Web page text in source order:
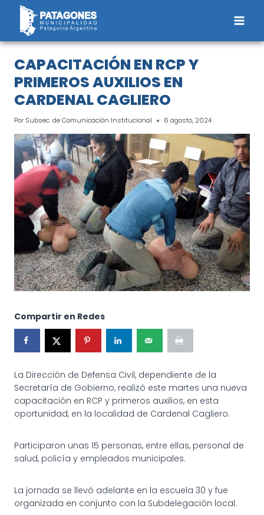
Saltar
contenido
CAPACITACIÓN EN RCP Y
PRIMEROS AUXILIOS EN
CARDENAL CAGLIERO
Por Subsec. de Comunicación Institucional 6 agosto, 2024
Compartir en Redes
La Dirección de Defensa Civil, dependiente de la
Secretaría de Gobierno, realizó este martes una nueva
capacitación en RCP y primeros auxilios, en esta
oportunidad, en la localidad de Cardenal Cagliero.
Participaron unas 15 personas, entre ellas, personal de
salud, policía y empleados municipales.
La jornada se llevó adelante en la escuela 30 y fue
organizada en conjunto con la Subdelegación local.